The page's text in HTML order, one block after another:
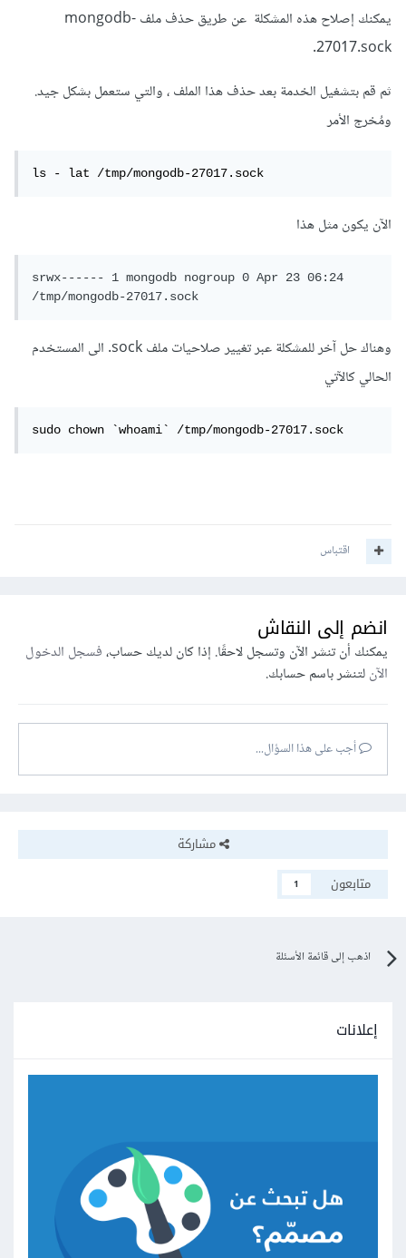
يمكنك إصلاح هذه المشكلة عن طريق حذف ملف mongodb-
27017.sock.
ثم قم بتشغيل الخدمة بعد حذف هذا الملف ، والتي ستعمل بشكل جيد.
ومُخرج الأمر
ls - lat /tmp/mongodb-27017.sock
الآن يكون مثل هذا
srwx------ 1 mongodb nogroup 0 Apr 23 06:24
/tmp/mongodb-27017.sock
وهناك حل آخر للمشكلة عبر تغيير صلاحيات ملف sock. الى المستخدم
الحالي كالآتي
sudo chown `whoami` /tmp/mongodb-27017.sock
اقتباس
انضم إلى النقاش
يمكنك أن تنشر الآن وتسجل لاحقًا. إذا كان لديك حساب،فسجل الدخول
الآنلتنشر باسم حسابك.
أجب على هذا السؤال...
مشاركة
متابعون
1
اذهب إلى قائمة الأسئلة
إعلانات